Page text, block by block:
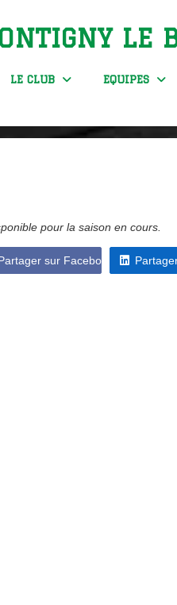
LE
LE CLUB EQUIPES
pour la saison en cours.
sur Facebook